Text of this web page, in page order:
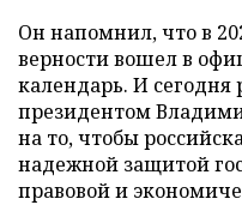
Он напомнил, что в
верности вошел в
календарь. И сегодня
президентом
на то, чтобы
надежной защитой
правовой и